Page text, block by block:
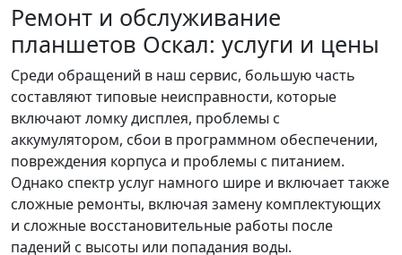
Ремонт и обслуживание
планшетов Оскал: услуги и цены
Среди обращений в наш сервис, большую часть
составляют типовые неисправности, которые
включают ломку дисплея, проблемы с
аккумулятором, сбои в программном обеспечении,
повреждения корпуса и проблемы с питанием.
Однако спектр услуг намного шире и включает также
сложные ремонты, включая замену комплектующих
и сложные восстановительные работы после
падений с высоты или попадания воды.